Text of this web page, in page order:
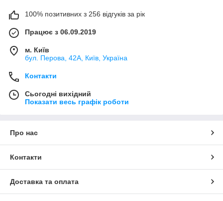
100% позитивних з 256 відгуків за рік
Працює з 06.09.2019
м. Київ
бул. Перова, 42А, Київ, Україна
Контакти
Сьогодні вихідний
Показати весь графік роботи
Про нас
Контакти
Доставка та оплата